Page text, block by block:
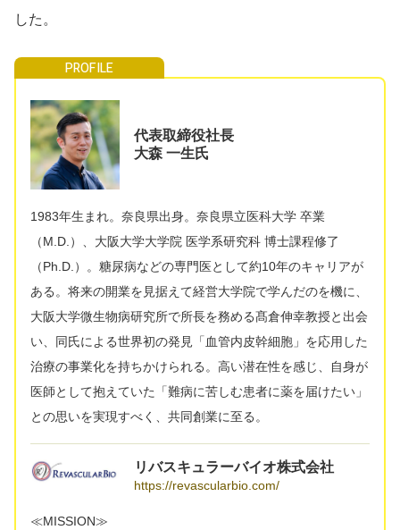
した。
代表取締役社長
大森 一生氏
1983年生まれ。奈良県出身。奈良県立医科大学 卒業
（M.D.）、大阪大学大学院 医学系研究科 博士課程修了
（Ph.D.）。糖尿病などの専門医として約10年のキャリアが
ある。将来の開業を見据えて経営大学院で学んだのを機に、
大阪大学微生物病研究所で所長を務める髙倉伸幸教授と出会
い、同氏による世界初の発見「血管内皮幹細胞」を応用した
治療の事業化を持ちかけられる。高い潜在性を感じ、自身が
医師として抱えていた「難病に苦しむ患者に薬を届けたい」
との思いを実現すべく、共同創業に至る。
リバスキュラーバイオ株式会社
https://revascularbio.com/
≪MISSION≫